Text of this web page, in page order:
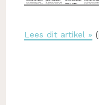
Lees dit artikel »